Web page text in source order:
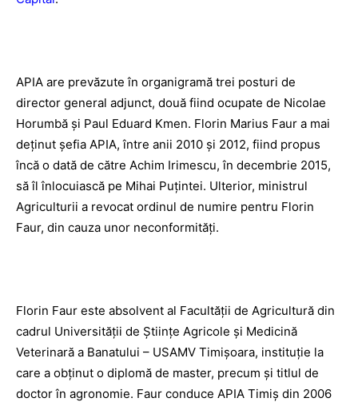
APIA are prevăzute în organigramă trei posturi de
director general adjunct, două fiind ocupate de Nicolae
Horumbă şi Paul Eduard Kmen. Florin Marius Faur a mai
deţinut şefia APIA, între anii 2010 şi 2012, fiind propus
încă o dată de către Achim Irimescu, în decembrie 2015,
să îl înlocuiască pe Mihai Puţintei. Ulterior, ministrul
Agriculturii a revocat ordinul de numire pentru Florin
Faur, din cauza unor neconformităţi.
Florin Faur este absolvent al Facultăţii de Agricultură din
cadrul Universităţii de Ştiinţe Agricole şi Medicină
Veterinară a Banatului – USAMV Timişoara, instituţie la
care a obţinut o diplomă de master, precum şi titlul de
doctor în agronomie. Faur conduce APIA Timiş din 2006